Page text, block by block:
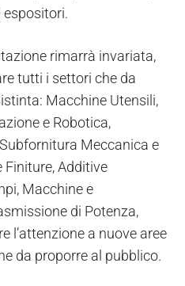
espositori.
rimarrà invariata,
tutti i settori che da
Macchine Utensili,
e Robotica,
Meccanica e
Additive
Macchine e
di Potenza,
l’attenzione a nuove aree
da proporre al pubblico.